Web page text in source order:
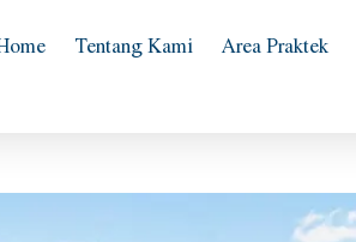
Tentang Kami Area Praktek